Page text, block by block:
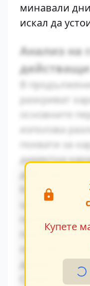
минавали
искал да
Анализ на
В
разкриват
основните
използва
похвати за
директна
действия и
Конфликтът
ценности и
драматично
Символиката
Купете